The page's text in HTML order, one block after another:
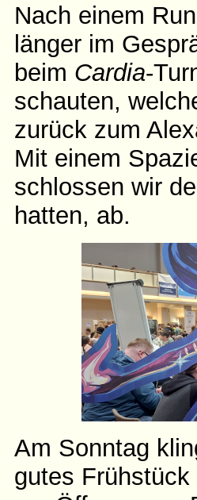
Nach einem
länger im
beim Cardia-
schauten,
zurück zum
Mit einem
schlossen wir
hatten, ab.
Am Sonntag
gutes